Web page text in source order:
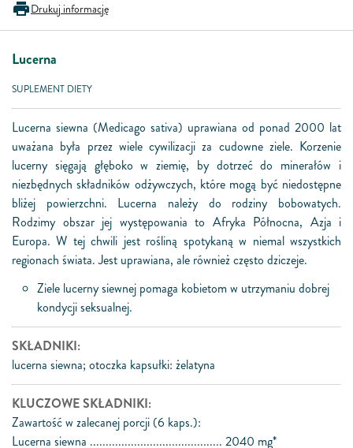
Drukuj informację
Lucerna
SUPLEMENT DIETY
Lucerna siewna (Medicago sativa) uprawiana od ponad 2000 lat
uważana była przez wiele cywilizacji za cudowne ziele. Korzenie
lucerny sięgają głęboko w ziemię, by dotrzeć do minerałów i
niezbędnych składników odżywczych, które mogą być niedostępne
bliżej powierzchni. Lucerna należy do rodziny bobowatych.
Rodzimy obszar jej występowania to Afryka Północna, Azja i
Europa. W tej chwili jest rośliną spotykaną w niemal wszystkich
regionach świata. Jest uprawiana, ale również często dziczeje.
Ziele lucerny siewnej pomaga kobietom w utrzymaniu dobrej
kondycji seksualnej.
SKŁADNIKI:
lucerna siewna; otoczka kapsułki: żelatyna
KLUCZOWE SKŁADNIKI:
Zawartość w zalecanej porcji (6 kaps.):
Lucerna siewna .......................................... 2040 mg*